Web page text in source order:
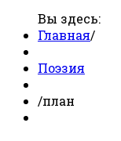
Вы здесь:
Главная/
Поэзия
/план